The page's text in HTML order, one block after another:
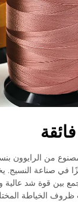
من الرايوون
في صناعة النسيج.
بين قوة شد عالية
ظروف الخياطة